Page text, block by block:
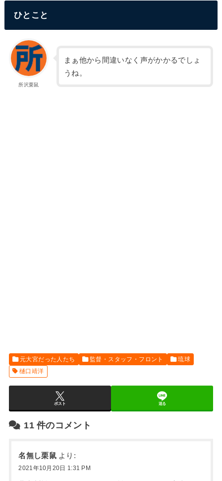
ひとこと
所沢栗鼠
まぁ他から間違いなく声がかかるでしょ
うね。
元大宮だった人たち 監督・スタッフ・フロント
琉球
樋口靖洋
ポスト 送る
11件のコメント
名無し栗鼠 より:
2021年10月20日 1:31 PM